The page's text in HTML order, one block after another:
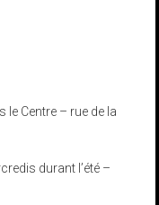
le Centre – rue de la
durant l’été –